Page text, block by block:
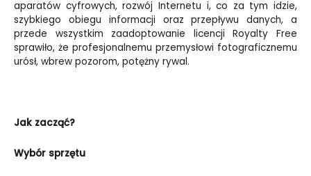
aparatów cyfrowych, rozwój Internetu i, co za tym idzie,
szybkiego obiegu informacji oraz przepływu danych, a
przede wszystkim zaadoptowanie licencji Royalty Free
sprawiło, że profesjonalnemu przemysłowi fotograficznemu
urósł, wbrew pozorom, potężny rywal.
Jak zacząć?
Wybór sprzętu